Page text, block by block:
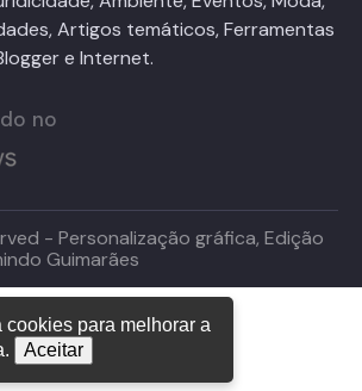
Artigos temáticos, Ferramentas
e Internet.
no
- Personalização gráfica, Edição
Guimarães
cookies para melhorar a
Aceitar